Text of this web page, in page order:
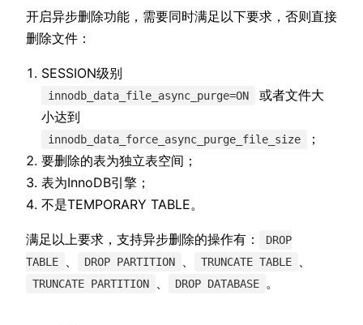
开启异步删除功能，需要同时满足以下要求，否则直接
删除文件：
SESSION级别
innodb_data_file_async_purge=ON
或者文件大
小达到
innodb_data_force_async_purge_file_size
；
要删除的表为独立表空间；
表为InnoDB引擎；
不是TEMPORARY TABLE。
满足以上要求，支持异步删除的操作有：
DROP
TABLE
DROP PARTITION TRUNCATE TABLE
TRUNCATE PARTITION DROP DATABASE 。